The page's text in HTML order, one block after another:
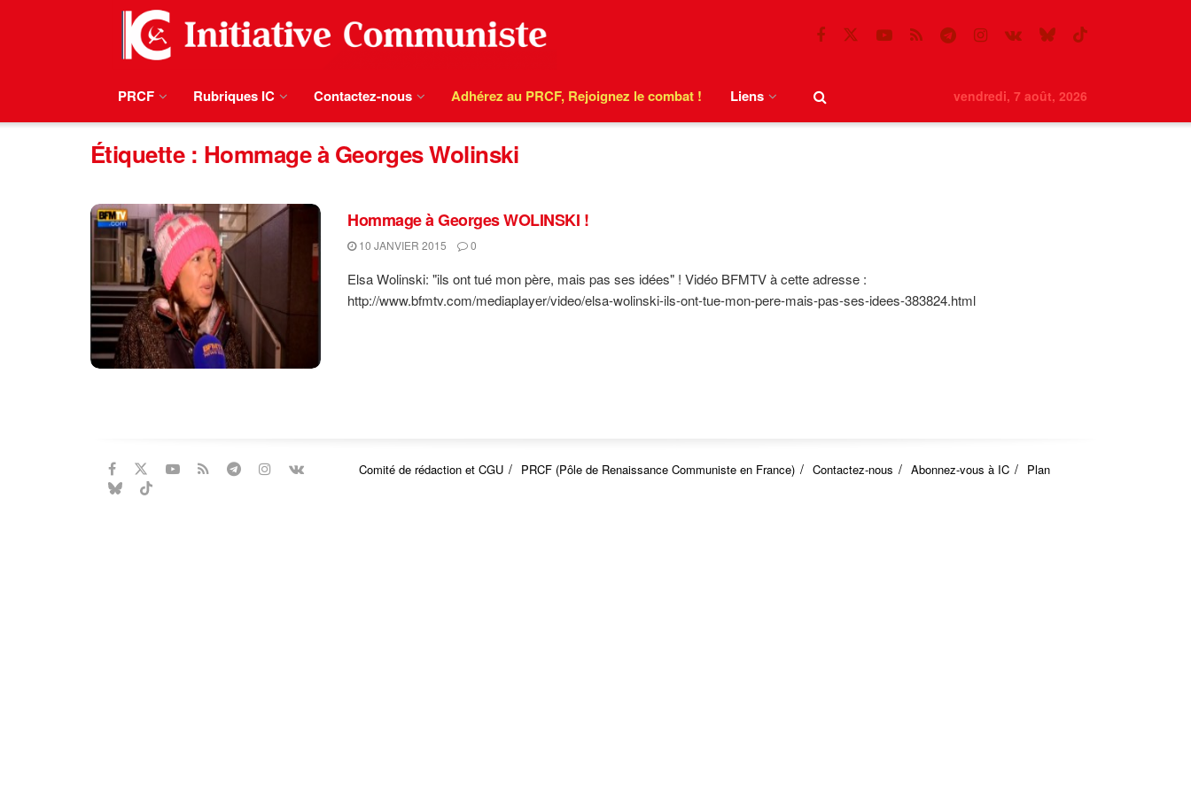
PRCF Rubriques IC Contactez-nous Adhérez au PRCF, Rejoignez le combat ! Liens vendredi, 7 août, 2026
Étiquette : Hommage à Georges Wolinski
Hommage à Georges WOLINSKI !
10 JANVIER 2015 0
Elsa Wolinski: "ils ont tué mon père, mais pas ses idées" ! Vidéo BFMTV à cette adresse :
http://www.bfmtv.com/mediaplayer/video/elsa-wolinski-ils-ont-tue-mon-pere-mais-pas-ses-idees-383824.html
Comité de rédaction et CGU PRCF (Pôle de Renaissance Communiste en France) Contactez-nous Abonnez-vous à IC Plan